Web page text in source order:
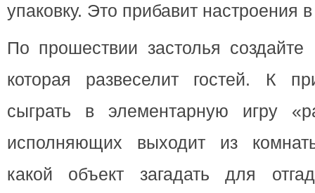
упаковку. Это прибавит настроения
По прошествии застолья
которая развеселит гостей. К
сыграть в элементарную игру
исполняющих выходит из
какой объект загадать для